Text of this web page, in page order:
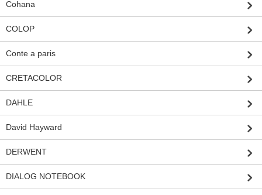
Cohana
COLOP
Conte a paris
CRETACOLOR
DAHLE
David Hayward
DERWENT
DIALOG NOTEBOOK